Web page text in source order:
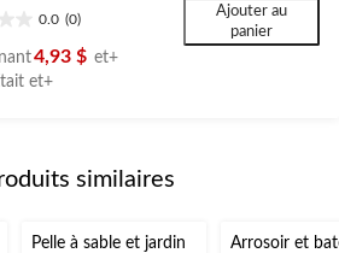
0.0 (0)
4,93 $ et+
et+prix
de
Ajouter au
panier
similaires
Pelle à sable et jardin
Arrosoir et